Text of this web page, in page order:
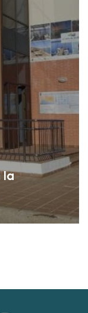
la